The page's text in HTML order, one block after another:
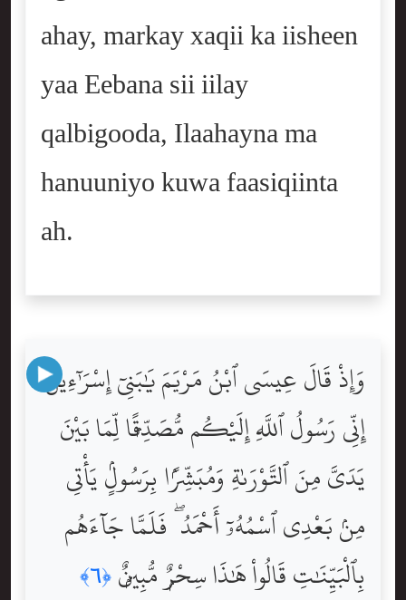
ahay, markay xaqii ka iisheen
yaa Eebana sii iilay
qalbigooda, Ilaahayna ma
hanuuniyo kuwa faasiqiinta
ah.
وَإِذْ قَالَ عِيسَى ٱبْنُ مَرْيَمَ يَٰبَنِىٓ إِسْرَٰٓءِيلَ
إِنِّى رَسُولُ ٱللَّهِ إِلَيْكُم مُّصَدِّقًۭا لِّمَا بَيْنَ
يَدَىَّ مِنَ ٱلتَّوْرَىٰةِ وَمُبَشِّرًۢا بِرَسُولٍۢ يَأْتِى
مِنۢ بَعْدِى ٱسْمُهُۥٓ أَحْمَدُ ۖ فَلَمَّا جَآءَهُم
بِٱلْبَيِّنَٰتِ قَالُواْ هَٰذَا سِحْرٌۭ مُّبِينٌۭ ﴿٦﴾